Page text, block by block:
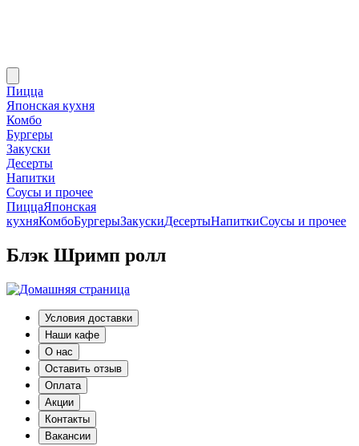
Пицца
Японская кухня
Комбо
Бургеры
Закуски
Десерты
Напитки
Соусы и прочее
ПиццаЯпонская
кухняКомбоБургерыЗакускиДесертыНапиткиСоусы и прочее
Блэк Шримп ролл
Условия доставки
Наши кафе
О нас
Оставить отзыв
Оплата
Акции
Контакты
Вакансии